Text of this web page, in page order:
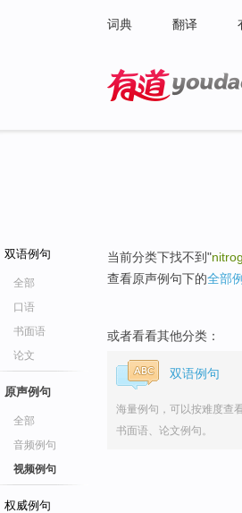
词典 翻译
双语例句
全部
口语
书面语
论文
原声例句
全部
音频例句
视频例句
权威例句
当前分类下找不到"
查看原声例句下的全部
或者看看其他分类：
双语例句
海量例句，可以按难度查
书面语、论文例句。